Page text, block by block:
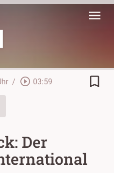
menu
/ play_circle_outline 03:59 bookmark_border
Der